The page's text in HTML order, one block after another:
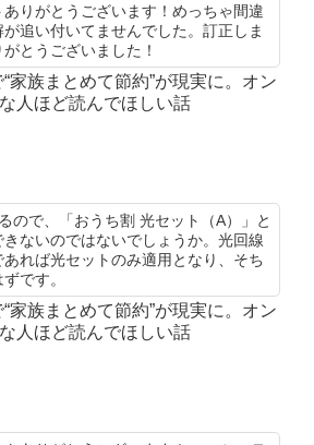
りがとうございます！めっちゃ間違
追い付いてませんでした。訂正しま
とうございました！
家族まとめて節約”が現実に。オン
人ほど読んでほしい話
ので、「おうち割 光セット（A）」と
きないのではないでしょうか。光回線
れば光セットのみ適用となり、そち
です。
家族まとめて節約”が現実に。オン
人ほど読んでほしい話